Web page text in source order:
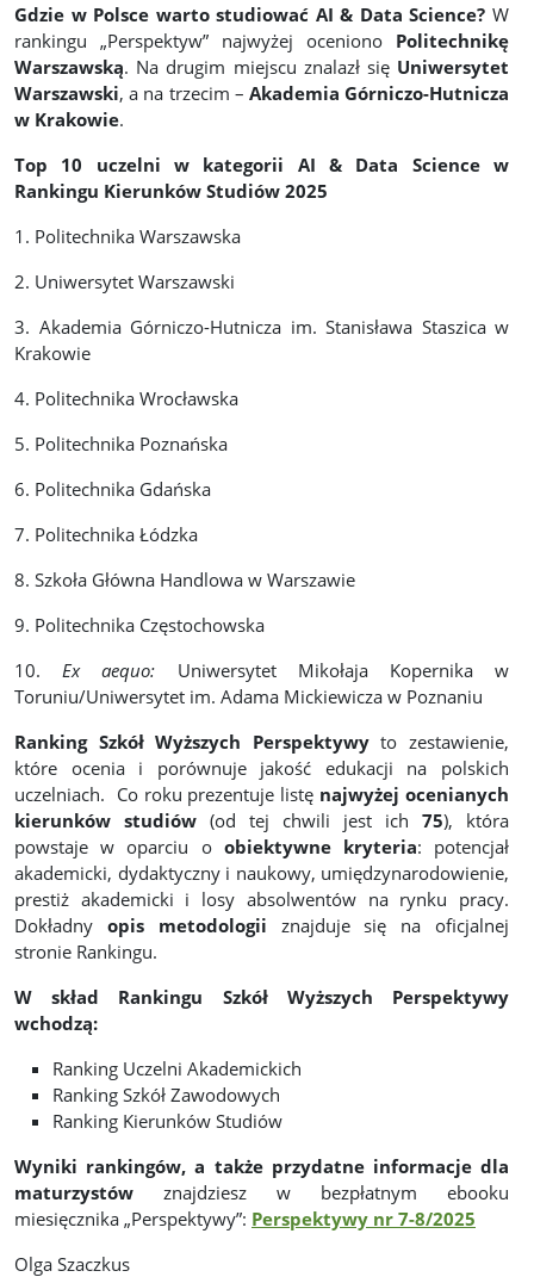
Gdzie w Polsce warto studiować AI & Data Science? W
rankingu „Perspektyw” najwyżej oceniono Politechnikę
Warszawską. Na drugim miejscu znalazł się Uniwersytet
Warszawski, a na trzecim – Akademia Górniczo-Hutnicza
w Krakowie.
Top 10 uczelni w kategorii AI & Data Science w
Rankingu Kierunków Studiów 2025
1. Politechnika Warszawska
2. Uniwersytet Warszawski
3. Akademia Górniczo-Hutnicza im. Stanisława Staszica w
Krakowie
4. Politechnika Wrocławska
5. Politechnika Poznańska
6. Politechnika Gdańska
7. Politechnika Łódzka
8. Szkoła Główna Handlowa w Warszawie
9. Politechnika Częstochowska
10. Ex aequo: Uniwersytet Mikołaja Kopernika w
Toruniu/Uniwersytet im. Adama Mickiewicza w Poznaniu
Ranking Szkół Wyższych Perspektywyto zestawienie,
które ocenia i porównuje jakość edukacji na polskich
uczelniach. Co roku prezentuje listę najwyżej ocenianych
kierunków studiów (od tej chwili jest ich 75), która
powstaje w oparciu o obiektywne kryteria: potencjał
akademicki, dydaktyczny i naukowy, umiędzynarodowienie,
prestiż akademicki i losy absolwentów na rynku pracy.
Dokładny opis metodologii znajduje się na oficjalnej
stronie Rankingu.
W skład Rankingu Szkół Wyższych Perspektywy
wchodzą:
Ranking Uczelni Akademickich
Ranking Szkół Zawodowych
Ranking Kierunków Studiów
Wyniki rankingów, a także przydatne informacje dla
maturzystów znajdziesz w bezpłatnym ebooku
miesięcznika „Perspektywy”: Perspektywy nr 7-8/2025
Olga Szaczkus